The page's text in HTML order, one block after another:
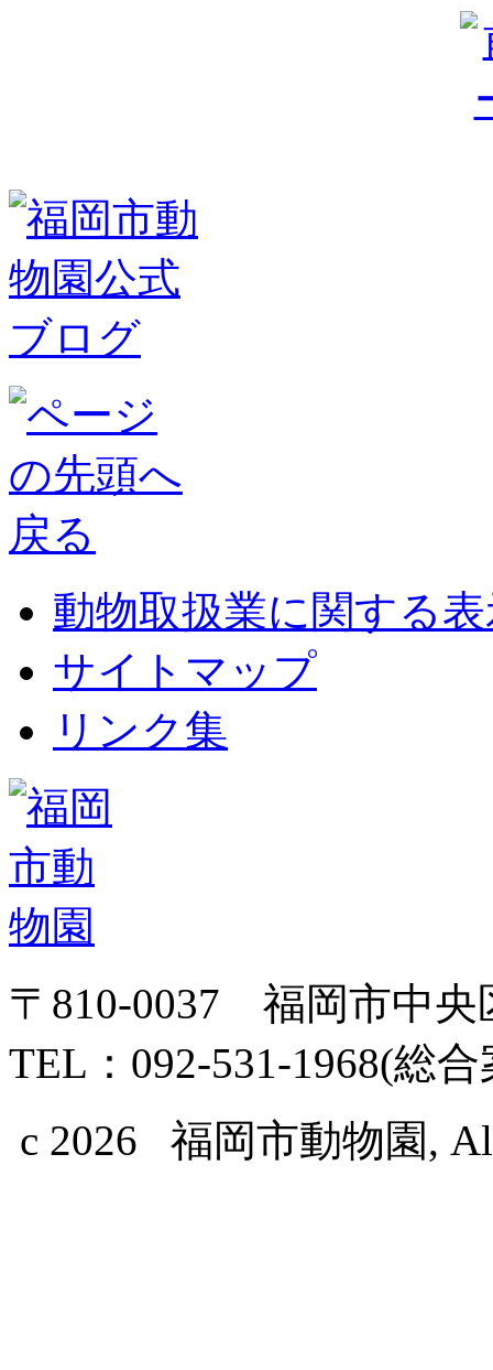
動物取扱業に関する
サイトマップ
リンク集
〒810-0037 福岡市中央
TEL：092-531-1968(総
c 2026 福岡市動物園,